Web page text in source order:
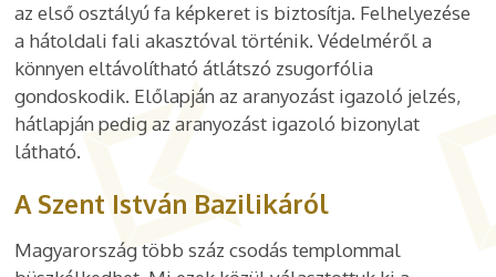
az első osztályú fa képkeret is biztosítja. Felhelyezése
a hátoldali fali akasztóval történik. Védelméről a
könnyen eltávolítható átlátszó zsugorfólia
gondoskodik. Előlapján az aranyozást igazoló jelzés,
hátlapján pedig az aranyozást igazoló bizonylat
látható.
A Szent István Bazilikáról
Magyarország több száz csodás templommal